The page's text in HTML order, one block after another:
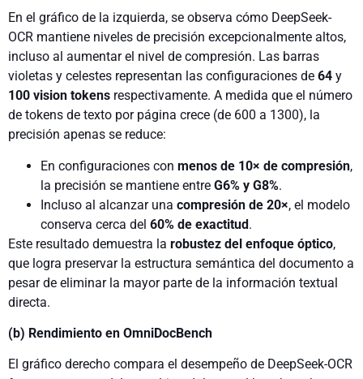
En el gráfico de la izquierda, se observa cómo DeepSeek-
OCR mantiene niveles de precisión excepcionalmente altos,
incluso al aumentar el nivel de compresión. Las barras
violetas y celestes representan las configuraciones de 64 y
100 vision tokens respectivamente. A medida que el número
de tokens de texto por página crece (de 600 a 1300), la
precisión apenas se reduce:
En configuraciones con menos de 10× de compresión,
la precisión se mantiene entre G6% y G8%.
Incluso al alcanzar una compresión de 20×, el modelo
conserva cerca del 60% de exactitud.
Este resultado demuestra la robustez del enfoque óptico,
que logra preservar la estructura semántica del documento a
pesar de eliminar la mayor parte de la información textual
directa.
(b) Rendimiento en OmniDocBench
El gráfico derecho compara el desempeño de DeepSeek-OCR